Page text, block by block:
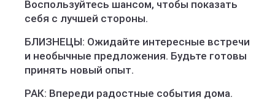
Воспользуйтесь шансом, чтобы показать
себя с лучшей стороны.
БЛИЗНЕЦЫ: Ожидайте интересные встречи
и необычные предложения. Будьте готовы
принять новый опыт.
РАК: Впереди радостные события дома.